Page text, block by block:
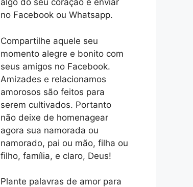
algo do seu coração e enviar
no Facebook ou Whatsapp.
Compartilhe aquele seu
momento alegre e bonito com
seus amigos no Facebook.
Amizades e relacionamos
amorosos são feitos para
serem cultivados. Portanto
não deixe de homenagear
agora sua namorada ou
namorado, pai ou mão, filha ou
filho, família, e claro, Deus!
Plante palavras de amor para